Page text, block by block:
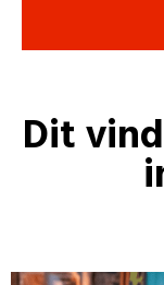
Dit